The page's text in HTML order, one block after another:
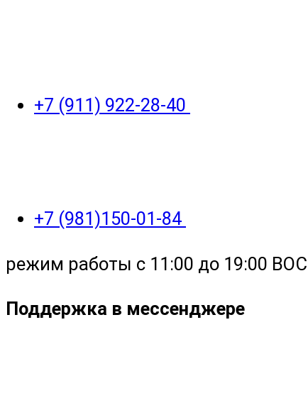
+7 (911) 922-28-40
+7 (981)150-01-84
режим работы с 11:00 до 19:00
Поддержка в мессенджере